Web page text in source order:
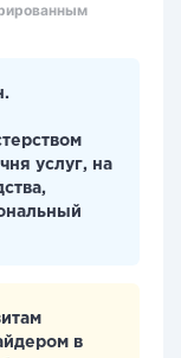
услуг, на
в